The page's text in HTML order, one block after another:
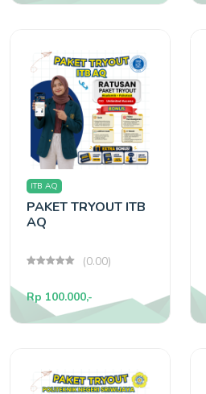
ITB AQ
PAKET TRYOUT ITB
AQ
(0.00)
Rp 100.000,-